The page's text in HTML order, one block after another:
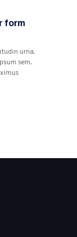
form
urna.
sem.